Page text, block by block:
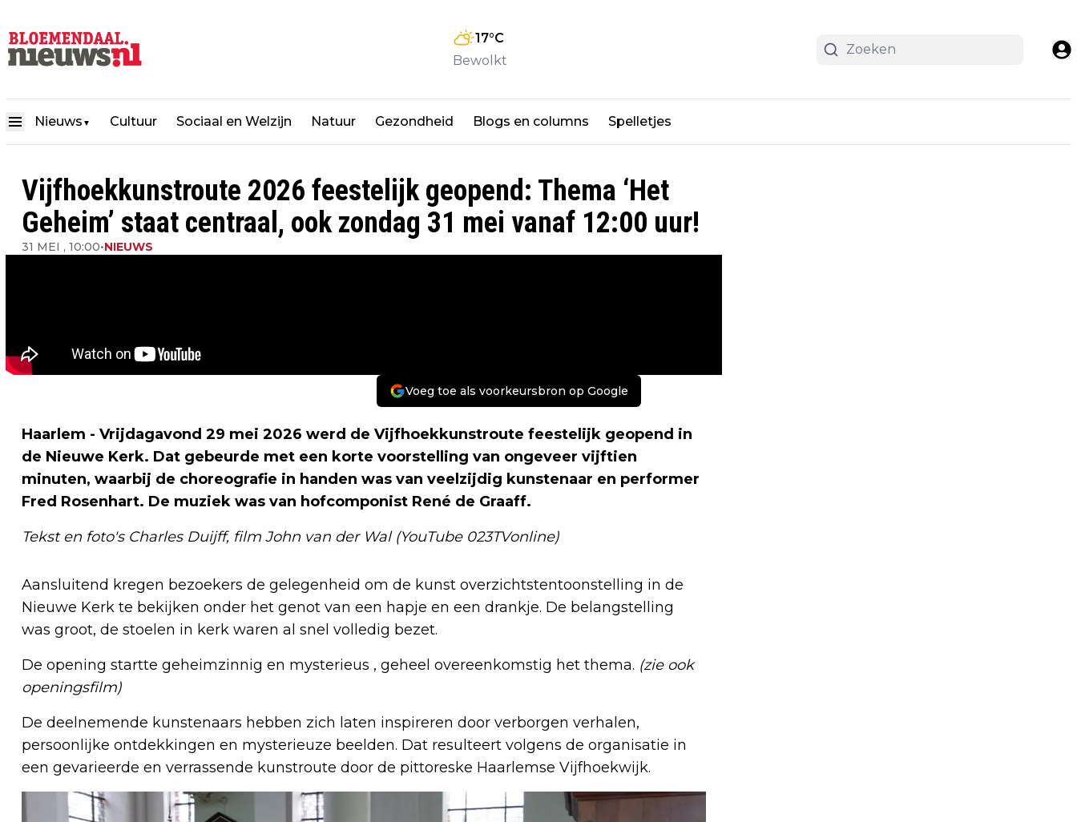
17°C
Bewolkt
Nieuws ▼ Cultuur Sociaal en Welzijn Natuur Gezondheid Blogs en columns Spelletjes
Vijfhoekkunstroute 2026 feestelijk geopend: Thema ‘Het
Geheim’ staat centraal, ook zondag 31 mei vanaf 12:00 uur!
31 MEI , 10:00•NIEUWS
Voeg toe als voorkeursbron op Google
Haarlem - Vrijdagavond 29 mei 2026 werd de Vijfhoekkunstroute feestelijk geopend in
de Nieuwe Kerk. Dat gebeurde met een korte voorstelling van ongeveer vijftien
minuten, waarbij de choreografie in handen was van veelzijdig kunstenaar en performer
Fred Rosenhart. De muziek was van hofcomponist René de Graaff.
Tekst en foto's Charles Duijff, film John van der Wal (YouTube 023TVonline)
Aansluitend kregen bezoekers de gelegenheid om de kunst overzichtstentoonstelling in de
Nieuwe Kerk te bekijken onder het genot van een hapje en een drankje. De belangstelling
was groot, de stoelen in kerk waren al snel volledig bezet.
De opening startte geheimzinnig en mysterieus , geheel overeenkomstig het thema. (zie ook
openingsfilm)
De deelnemende kunstenaars hebben zich laten inspireren door verborgen verhalen,
persoonlijke ontdekkingen en mysterieuze beelden. Dat resulteert volgens de organisatie in
een gevarieerde en verrassende kunstroute door de pittoreske Haarlemse Vijfhoekwijk.